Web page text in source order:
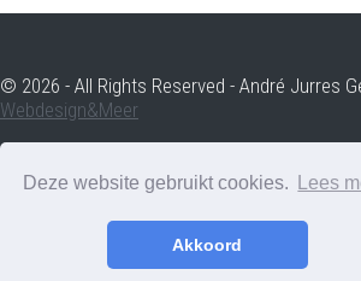
Deze website gebruikt cookies. Lees
Akkoord
© 2026 - All Rights Reserved - André Jurres
Webdesign&Meer